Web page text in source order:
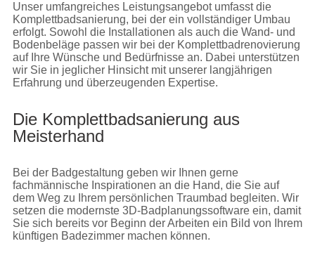
Unser umfangreiches Leistungsangebot umfasst die
Komplettbadsanierung, bei der ein vollständiger Umbau
erfolgt. Sowohl die Installationen als auch die Wand- und
Bodenbeläge passen wir bei der Komplettbadrenovierung
auf Ihre Wünsche und Bedürfnisse an. Dabei unterstützen
wir Sie in jeglicher Hinsicht mit unserer langjährigen
Erfahrung und überzeugenden Expertise.
Die Komplettbadsanierung aus
Meisterhand
Bei der Badgestaltung geben wir Ihnen gerne
fachmännische Inspirationen an die Hand, die Sie auf
dem Weg zu Ihrem persönlichen Traumbad begleiten. Wir
setzen die modernste 3D-Badplanungssoftware ein, damit
Sie sich bereits vor Beginn der Arbeiten ein Bild von Ihrem
künftigen Badezimmer machen können.